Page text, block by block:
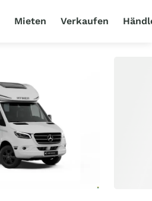
Mieten Verkaufen